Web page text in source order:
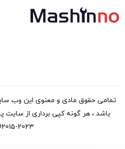
تمامی حقوق مادی و معنوی این وب
2023